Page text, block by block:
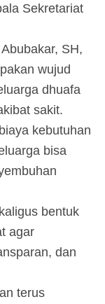
Sekretariat
SH,
wujud
dhuafa
sakit.
kebutuhan
bisa
bentuk
agar
dan
terus